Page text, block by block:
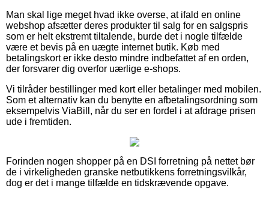
Man skal lige meget hvad ikke overse, at ifald en online
webshop afsætter deres produkter til salg for en salgspris
som er helt ekstremt tiltalende, burde det i nogle tilfælde
være et bevis på en uægte internet butik. Køb med
betalingskort er ikke desto mindre indbefattet af en orden,
der forsvarer dig overfor uærlige e-shops.
Vi tilråder bestillinger med kort eller betalinger med mobilen.
Som et alternativ kan du benytte en afbetalingsordning som
eksempelvis ViaBill, når du ser en fordel i at afdrage prisen
ude i fremtiden.
Forinden nogen shopper på en DSI forretning på nettet bør
de i virkeligheden granske netbutikkens forretningsvilkår,
dog er det i mange tilfælde en tidskrævende opgave.